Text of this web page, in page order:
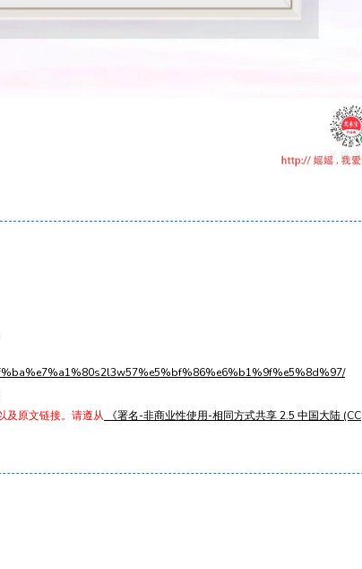
及原文链接。请遵从 《署名-非商业性使用-相同方式共享 2.5 中国大陆 (CC